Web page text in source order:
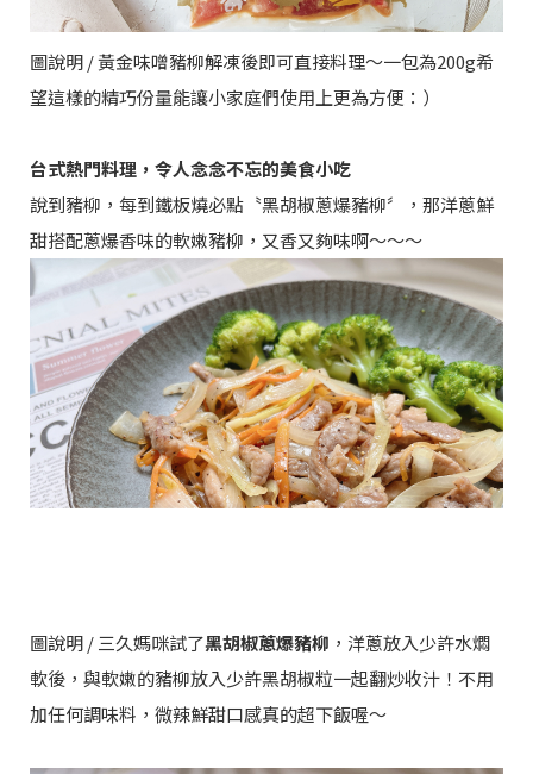
圖說明 / 黃金味噌豬柳解凍後即可直接料理～一包為200g希
望這樣的精巧份量能讓小家庭們使用上更為方便：）
台式熱門料理，令人念念不忘的美食小吃
說到豬柳，每到鐵板燒必點〝黑胡椒蔥爆豬柳〞，那洋蔥鮮
甜搭配蔥爆香味的軟嫩豬柳，又香又夠味啊～～～
圖說明 / 三久媽咪試了黑胡椒蔥爆豬柳 ，洋蔥放入少許水燜
軟後，與軟嫩的豬柳放入少許黑胡椒粒一起翻炒收汁！不用
加任何調味料，微辣鮮甜口感真的超下飯喔～